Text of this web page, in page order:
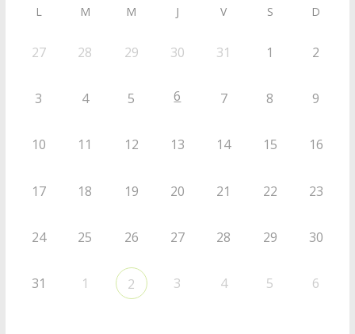
L M M J V S D
27 28 29 30 31 1 2
3 4 5 6 7 8 9
10 11 12 13 14 15 16
17 18 19 20 21 22 23
24 25 26 27 28 29 30
31 1 2 3 4 5 6